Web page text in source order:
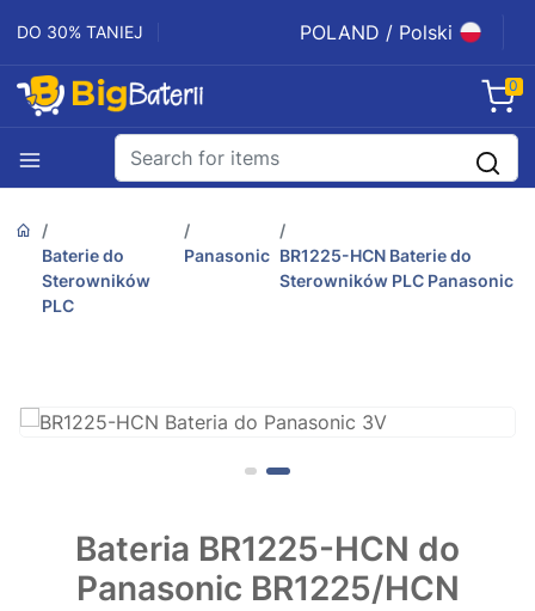
DO 30% TANIEJ POLAND / Polski
0
Baterie do
Sterowników
PLC
Panasonic BR1225-HCN Baterie do
Sterowników PLC Panasonic
Bateria BR1225-HCN do
Panasonic BR1225/HCN